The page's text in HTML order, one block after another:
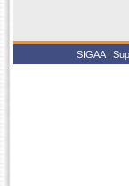
SIGAA |